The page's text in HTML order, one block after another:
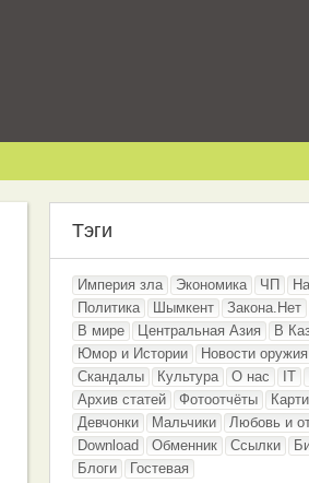
Тэги
Империя зла Экономика ЧП
Политика
Шымкент Закона.Нет
В мире
Центральная Азия В
Юмор и Истории
Новости оружия
Скандалы
Культура О нас IT
Архив статей
Фотоотчёты
Девчонки
Мальчики Любовь и
Download
Обменник Ссылки
Блоги
Гостевая